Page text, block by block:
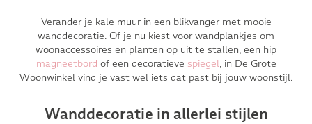
Verander je kale muur in een blikvanger met mooie
wanddecoratie. Of je nu kiest voor wandplankjes om
woonaccessoires en planten op uit te stallen, een hip
magneetbord of een decoratieve spiegel, in De Grote
Woonwinkel vind je vast wel iets dat past bij jouw woonstijl.
Wanddecoratie in allerlei stijlen